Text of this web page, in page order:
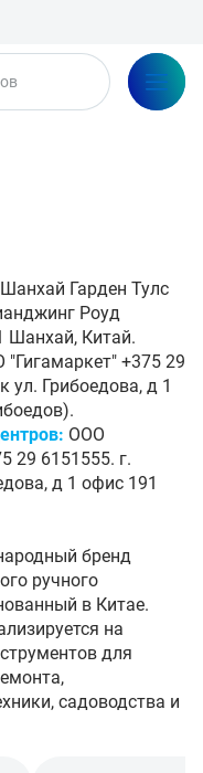
Шанхай Гарден Тулс
Роуд
Шанхай, Китай.
"Гигамаркет" +375 29
ул. Грибоедова, д 1
ООО
29 6151555. г.
д 1 офис 191
бренд
ручного
в Китае.
на
для
садоводства и